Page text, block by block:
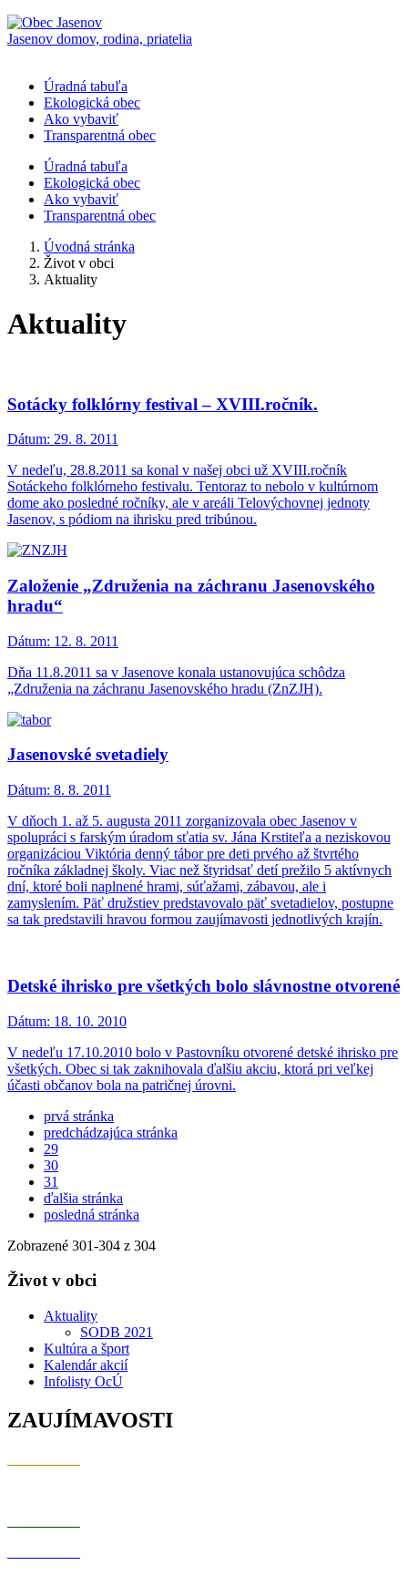
Jasenov domov, rodina, priatelia
Úradná tabuľa
Ekologická obec
Ako vybaviť
Transparentná obec
Úradná tabuľa
Ekologická obec
Ako vybaviť
Transparentná obec
Úvodná stránka
Život v obci
Aktuality
Aktuality
Sotácky folklórny festival – XVIII.ročník.
Dátum: 29. 8. 2011
V nedeľu, 28.8.2011 sa konal v našej obci už XVIII.ročník
Sotáckeho folklórneho festivalu. Tentoraz to nebolo v kultúrnom
dome ako posledné ročníky, ale v areáli Telovýchovnej jednoty
Jasenov, s pódiom na ihrisku pred tribúnou.
Založenie „Združenia na záchranu Jasenovského
hradu“
Dátum: 12. 8. 2011
Dňa 11.8.2011 sa v Jasenove konala ustanovujúca schôdza
„Združenia na záchranu Jasenovského hradu (ZnZJH).
Jasenovské svetadiely
Dátum: 8. 8. 2011
V dňoch 1. až 5. augusta 2011 zorganizovala obec Jasenov v
spolupráci s farským úradom sťatia sv. Jána Krstiteľa a neziskovou
organizáciou Viktória denný tábor pre deti prvého až štvrtého
ročníka základnej školy. Viac než štyridsať detí prežilo 5 aktívnych
dní, ktoré boli naplnené hrami, súťažami, zábavou, ale i
zamyslením. Päť družstiev predstavovalo päť svetadielov, postupne
sa tak predstavili hravou formou zaujímavosti jednotlivých krajín.
Detské ihrisko pre všetkých bolo slávnostne otvorené
Dátum: 18. 10. 2010
V nedeľu 17.10.2010 bolo v Pastovníku otvorené detské ihrisko pre
všetkých. Obec si tak zaknihovala ďalšiu akciu, ktorá pri veľkej
účasti občanov bola na patričnej úrovni.
prvá stránka
predchádzajúca stránka
29
30
31
ďalšia stránka
posledná stránka
Zobrazené 301-304 z 304
Život v obci
Aktuality
SODB 2021
Kultúra a šport
Kalendár akcií
Infolisty OcÚ
ZAUJÍMAVOSTI